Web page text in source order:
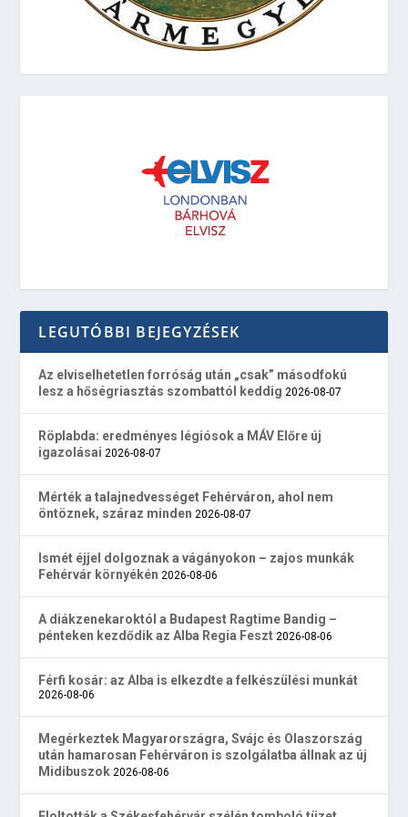
LEGUTÓBBI BEJEGYZÉSEK
Az elviselhetetlen forróság után „csak” másodfokú
lesz a hőségriasztás szombattól keddig 2026-08-07
Röplabda: eredményes légiósok a MÁV Előre új
igazolásai 2026-08-07
Mérték a talajnedvességet Fehérváron, ahol nem
öntöznek, száraz minden 2026-08-07
Ismét éjjel dolgoznak a vágányokon – zajos munkák
Fehérvár környékén 2026-08-06
A diákzenekaroktól a Budapest Ragtime Bandig –
pénteken kezdődik az Alba Regia Feszt 2026-08-06
Férfi kosár: az Alba is elkezdte a felkészülési munkát
2026-08-06
Megérkeztek Magyarországra, Svájc és Olaszország
után hamarosan Fehérváron is szolgálatba állnak az új
Midibuszok 2026-08-06